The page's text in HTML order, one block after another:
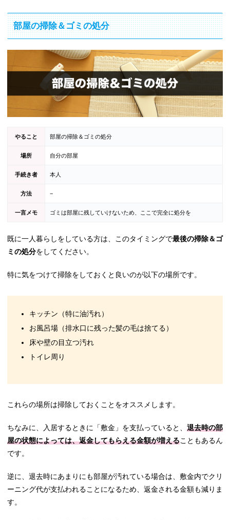
部屋の掃除＆ゴミの処分
やること 部屋の掃除＆ゴミの処分
場所 自分の部屋
手続き者 本人
方法 −
一言メモ ゴミは部屋に残していけないため、ここで完全に処分を
既に一人暮らしをしている方は、このタイミングで最後の掃除＆ゴ
ミの処分をしてください。
特に気をつけて掃除をしておくと良いのが以下の場所です。
キッチン（特に油汚れ）
お風呂場（排水口に残った髪の毛は捨てる）
床や壁の目立つ汚れ
トイレ周り
これらの場所は掃除しておくことをオススメします。
ちなみに、入居するときに「敷金」を支払っていると、 退去時の部
屋の状態によっては、返金してもらえる金額が増えることもあるん
です。
逆に、退去時にあまりにも部屋が汚れている場合は、敷金内でクリ
ーニング代が支払われることになるため、返金される金額も減りま
す。